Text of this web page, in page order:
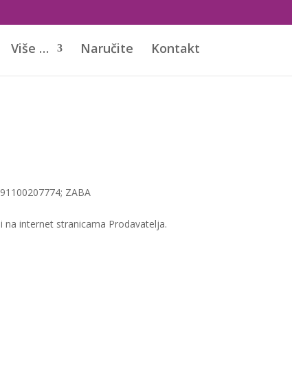
Više … Naručite Kontakt
ZABA
na internet stranicama Prodavatelja.